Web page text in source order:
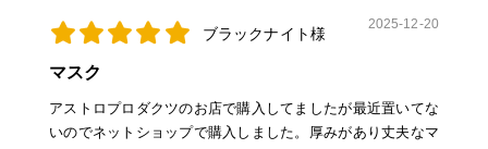
ブラックナイト様
2025-12-20
マスク
アストロプロダクツのお店で購入してましたが最近置いてな
いのでネットショップで購入しました。厚みがあり丈夫なマ